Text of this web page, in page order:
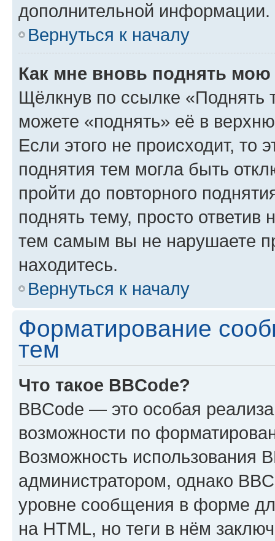
дополнительной информации.
Вернуться к началу
Как мне вновь поднять мою
Щёлкнув по ссылке «Поднять
можете «поднять» её в
Если этого не происходит, то
поднятия тем могла быть
пройти до повторного
поднять тему, просто ответив
тем самым вы не нарушаете
находитесь.
Вернуться к началу
Форматирование
тем
Что такое BBCode?
BBCode — это особая
возможности по
Возможность использования
администратором, однако
уровне сообщения в форме
на HTML, но теги в нём